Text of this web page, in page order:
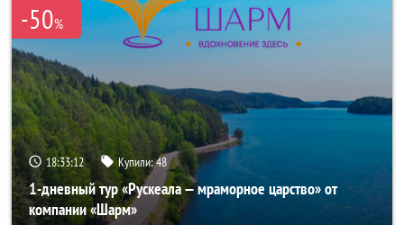
-50%
18:33:10 Купили:48
1-дневный тур «Рускеала — мраморное царство» от
компании «Шарм»